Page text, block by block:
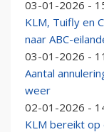
03-01-2026 -
KLM, Tuifly en
naar ABC-
03-01-2026 -
Aantal
weer
02-01-2026 -
KLM bereikt